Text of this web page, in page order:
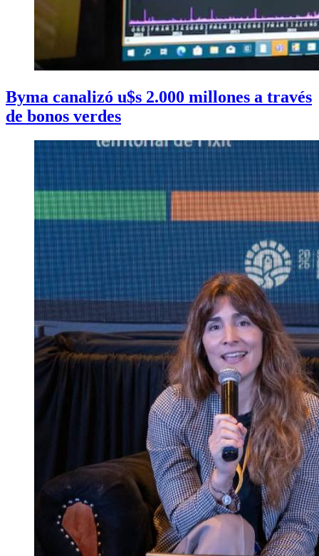
Byma canalizó u$s 2.000 millones a través
de bonos verdes